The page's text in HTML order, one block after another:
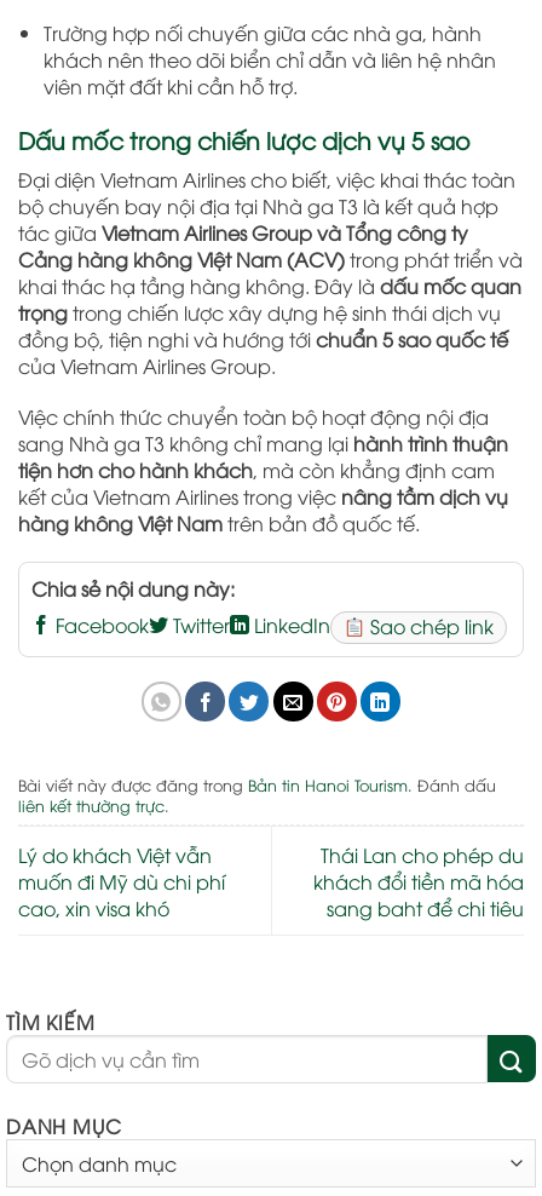
Trường hợp nối chuyến giữa các nhà ga, hành
khách nên theo dõi biển chỉ dẫn và liên hệ nhân
viên mặt đất khi cần hỗ trợ.
Dấu mốc trong chiến lược dịch vụ 5 sao
Đại diện Vietnam Airlines cho biết, việc khai thác toàn
bộ chuyến bay nội địa tại Nhà ga T3 là kết quả hợp
tác giữa Vietnam Airlines Group và Tổng công ty
Cảng hàng không Việt Nam (ACV)trong phát triển và
khai thác hạ tầng hàng không. Đây là dấu mốc quan
trọngtrong chiến lược xây dựng hệ sinh thái dịch vụ
đồng bộ, tiện nghi và hướng tớichuẩn 5 sao quốc tế
của Vietnam Airlines Group.
Việc chính thức chuyển toàn bộ hoạt động nội địa
sang Nhà ga T3 không chỉ mang lại hành trình thuận
tiện hơn cho hành khách, mà còn khẳng định cam
kết của Vietnam Airlines trong việc nâng tầm dịch vụ
hàng không Việt Namtrên bản đồ quốc tế.
Chia sẻ nội dung này:
Facebook
Twitter LinkedIn Sao chép link
Bài viết này được đăng trong Bản tin Hanoi Tourism. Đánh dấu
liên kết thường trực.
Lý do khách Việt vẫn
muốn đi Mỹ dù chi phí
cao, xin visa khó
Thái Lan cho phép du
khách đổi tiền mã hóa
sang baht để chi tiêu
TÌM KIẾM
DANH MỤC
MỤC